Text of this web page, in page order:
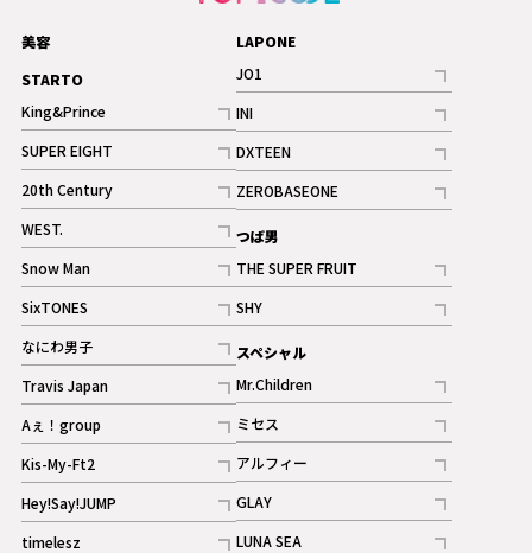
美容
STARTO
King&Prince
記事
SUPER EIGHT
記事
20th Century
記事
WEST.
記事
Snow Man
記事
ギャラリー
SixTONES
記事
ギャラリー
なにわ男子
記事
Travis Japan
記事
Aぇ！group
記事
Kis-My-Ft2
記事
ギャラリー
Hey!Say!JUMP
記事
timelesz
LAPONE
JO1
記事
INI
記事
ギャラリー
DXTEEN
記事
ギャラリー
ZEROBASEONE
記事
つば男
THE SUPER FRUIT
記事
SHY
記事
スペシャル
Mr.Children
記事
ミセス
記事
アルフィー
記事
GLAY
記事
LUNA SEA